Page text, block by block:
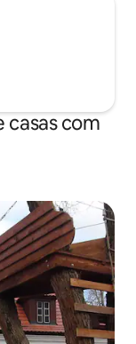
com